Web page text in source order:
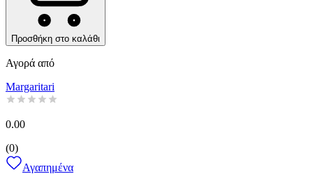
Προσθήκη στο καλάθι
Αγορά από
Margaritari
0.00
(0)
Αγαπημένα